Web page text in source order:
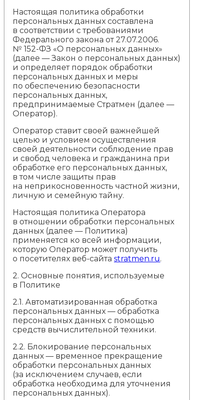
Настоящая политика обработки
персональных данных составлена
в соответствии с требованиями
Федерального закона от 27.07.2006.
№ 152-ФЗ «О персональных данных»
(далее — Закон о персональных данных)
и определяет порядок обработки
персональных данных и меры
по обеспечению безопасности
персональных данных,
предпринимаемые Стратмен (далее —
Оператор).
Оператор ставит своей важнейшей
целью и условием осуществления
своей деятельности соблюдение прав
и свобод человека и гражданина при
обработке его персональных данных,
в том числе защиты прав
на неприкосновенность частной жизни,
личную и семейную тайну.
Настоящая политика Оператора
в отношении обработки персональных
данных (далее — Политика)
применяется ко всей информации,
которую Оператор может получить
о посетителях веб-сайтаstratmen.ru.
2. Основные понятия, используемые
в Политике
2.1. Автоматизированная обработка
персональных данных — обработка
персональных данных с помощью
средств вычислительной техники.
2.2. Блокирование персональных
данных — временное прекращение
обработки персональных данных
(за исключением случаев, если
обработка необходима для уточнения
персональных данных).